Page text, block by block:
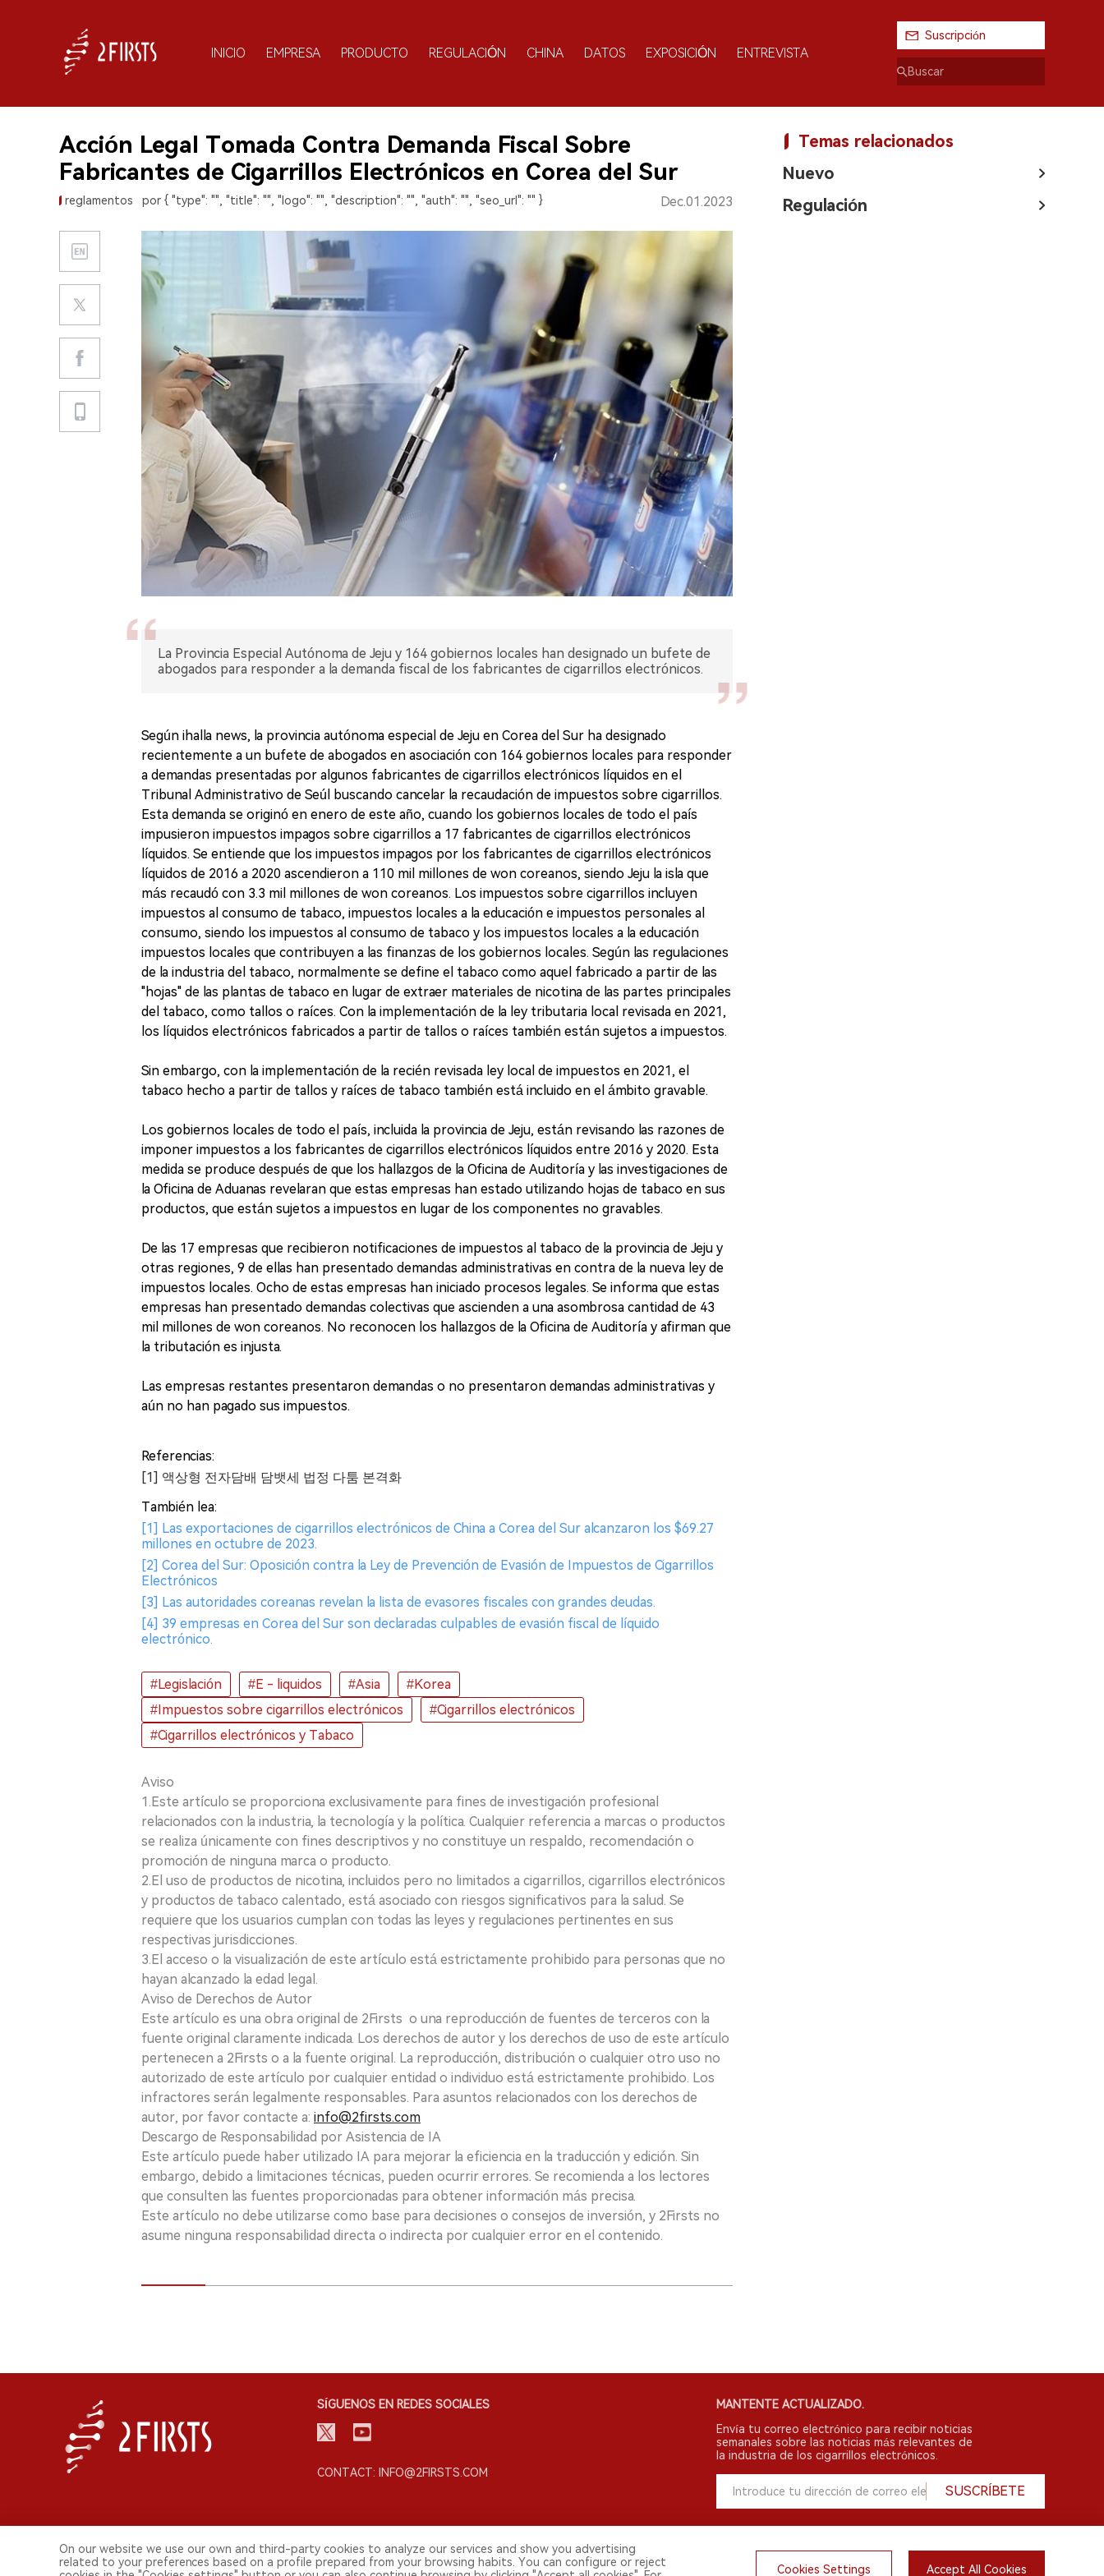
INICIO EMPRESA PRODUCTO REGULACIÓN CHINA DATOS EXPOSICIÓN ENTREVISTA
Suscripción
Acción Legal Tomada Contra Demanda Fiscal Sobre
Fabricantes de Cigarrillos Electrónicos en Corea del Sur
reglamentos por { "type": "", "title": "", "logo": "", "description": "", "auth": "", "seo_url": "" } Dec.01.2023
La Provincia Especial Autónoma de Jeju y 164 gobiernos locales han designado un bufete de
abogados para responder a la demanda fiscal de los fabricantes de cigarrillos electrónicos.
Según ihalla news, la provincia autónoma especial de Jeju en Corea del Sur ha designado
recientemente a un bufete de abogados en asociación con 164 gobiernos locales para responder
a demandas presentadas por algunos fabricantes de cigarrillos electrónicos líquidos en el
Tribunal Administrativo de Seúl buscando cancelar la recaudación de impuestos sobre cigarrillos.
Esta demanda se originó en enero de este año, cuando los gobiernos locales de todo el país
impusieron impuestos impagos sobre cigarrillos a 17 fabricantes de cigarrillos electrónicos
líquidos. Se entiende que los impuestos impagos por los fabricantes de cigarrillos electrónicos
líquidos de 2016 a 2020 ascendieron a 110 mil millones de won coreanos, siendo Jeju la isla que
más recaudó con 3.3 mil millones de won coreanos. Los impuestos sobre cigarrillos incluyen
impuestos al consumo de tabaco, impuestos locales a la educación e impuestos personales al
consumo, siendo los impuestos al consumo de tabaco y los impuestos locales a la educación
impuestos locales que contribuyen a las finanzas de los gobiernos locales. Según las regulaciones
de la industria del tabaco, normalmente se define el tabaco como aquel fabricado a partir de las
"hojas" de las plantas de tabaco en lugar de extraer materiales de nicotina de las partes principales
del tabaco, como tallos o raíces. Con la implementación de la ley tributaria local revisada en 2021,
los líquidos electrónicos fabricados a partir de tallos o raíces también están sujetos a impuestos.
Sin embargo, con la implementación de la recién revisada ley local de impuestos en 2021, el
tabaco hecho a partir de tallos y raíces de tabaco también está incluido en el ámbito gravable.
Los gobiernos locales de todo el país, incluida la provincia de Jeju, están revisando las razones de
imponer impuestos a los fabricantes de cigarrillos electrónicos líquidos entre 2016 y 2020. Esta
medida se produce después de que los hallazgos de la Oficina de Auditoría y las investigaciones de
la Oficina de Aduanas revelaran que estas empresas han estado utilizando hojas de tabaco en sus
productos, que están sujetos a impuestos en lugar de los componentes no gravables.
De las 17 empresas que recibieron notificaciones de impuestos al tabaco de la provincia de Jeju y
otras regiones, 9 de ellas han presentado demandas administrativas en contra de la nueva ley de
impuestos locales. Ocho de estas empresas han iniciado procesos legales. Se informa que estas
empresas han presentado demandas colectivas que ascienden a una asombrosa cantidad de 43
mil millones de won coreanos. No reconocen los hallazgos de la Oficina de Auditoría y afirman que
la tributación es injusta.
Las empresas restantes presentaron demandas o no presentaron demandas administrativas y
aún no han pagado sus impuestos.
Referencias:
[1] 액상형 전자담배 담뱃세 법정 다툼 본격화
También lea:
[1] Las exportaciones de cigarrillos electrónicos de China a Corea del Sur alcanzaron los $69.27
millones en octubre de 2023.
[2] Corea del Sur: Oposición contra la Ley de Prevención de Evasión de Impuestos de Cigarrillos
Electrónicos
[3] Las autoridades coreanas revelan la lista de evasores fiscales con grandes deudas.
[4] 39 empresas en Corea del Sur son declaradas culpables de evasión fiscal de líquido
electrónico.
#Legislación #E - liquidos #Asia
#Korea
#Impuestos sobre cigarrillos electrónicos
#Cigarrillos electrónicos
#Cigarrillos electrónicos y Tabaco
Aviso
1.Este artículo se proporciona exclusivamente para fines de investigación profesional
relacionados con la industria, la tecnología y la política. Cualquier referencia a marcas o productos
se realiza únicamente con fines descriptivos y no constituye un respaldo, recomendación o
promoción de ninguna marca o producto.
2.El uso de productos de nicotina, incluidos pero no limitados a cigarrillos, cigarrillos electrónicos
y productos de tabaco calentado, está asociado con riesgos significativos para la salud. Se
requiere que los usuarios cumplan con todas las leyes y regulaciones pertinentes en sus
respectivas jurisdicciones.
3.El acceso o la visualización de este artículo está estrictamente prohibido para personas que no
hayan alcanzado la edad legal.
Aviso de Derechos de Autor
Este artículo es una obra original de 2Firsts o una reproducción de fuentes de terceros con la
fuente original claramente indicada. Los derechos de autor y los derechos de uso de este artículo
pertenecen a 2Firsts o a la fuente original. La reproducción, distribución o cualquier otro uso no
autorizado de este artículo por cualquier entidad o individuo está estrictamente prohibido. Los
infractores serán legalmente responsables. Para asuntos relacionados con los derechos de
autor, por favor contacte a: info@2firsts.com
Descargo de Responsabilidad por Asistencia de IA
Este artículo puede haber utilizado IA para mejorar la eficiencia en la traducción y edición. Sin
embargo, debido a limitaciones técnicas, pueden ocurrir errores. Se recomienda a los lectores
que consulten las fuentes proporcionadas para obtener información más precisa.
Este artículo no debe utilizarse como base para decisiones o consejos de inversión, y 2Firsts no
asume ninguna responsabilidad directa o indirecta por cualquier error en el contenido.
Temas relacionados
Nuevo
Regulación
SÍGUENOS EN REDES SOCIALES
CONTACT: INFO@2FIRSTS.COM
MANTENTE ACTUALIZADO.
Envía tu correo electrónico para recibir noticias
semanales sobre las noticias más relevantes de
la industria de los cigarrillos electrónicos.
SUSCRÍBETE
On our website we use our own and third-party cookies to analyze our services and show you advertising
related to your preferences based on a profile prepared from your browsing habits. You can configure or reject
Cookies Settings Accept All Cookies